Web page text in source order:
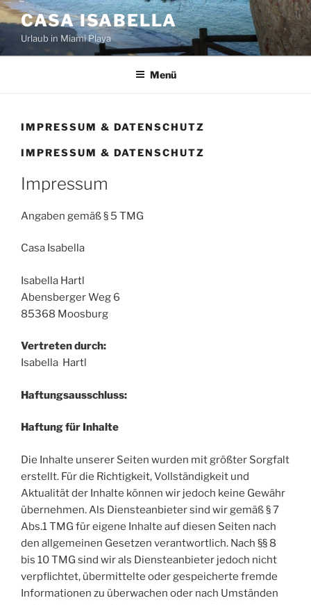
Zum
Inhalt
springen
CASA ISABELLA
Urlaub in Miami Playa
Menü
IMPRESSUM & DATENSCHUTZ
IMPRESSUM & DATENSCHUTZ
Impressum
Angaben gemäß § 5 TMG
Casa Isabella
Isabella Hartl
Abensberger Weg 6
85368 Moosburg
Vertreten durch:
Isabella Hartl
Haftungsausschluss:
Haftung für Inhalte
Die Inhalte unserer Seiten wurden mit größter Sorgfalt
erstellt. Für die Richtigkeit, Vollständigkeit und
Aktualität der Inhalte können wir jedoch keine Gewähr
übernehmen. Als Diensteanbieter sind wir gemäß § 7
Abs.1 TMG für eigene Inhalte auf diesen Seiten nach
den allgemeinen Gesetzen verantwortlich. Nach §§ 8
bis 10 TMG sind wir als Diensteanbieter jedoch nicht
verpflichtet, übermittelte oder gespeicherte fremde
Informationen zu überwachen oder nach Umständen